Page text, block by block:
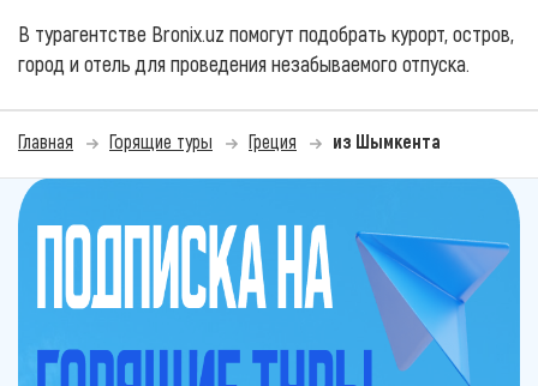
В турагентстве Bronix.uz помогут подобрать курорт, остров,
город и отель для проведения незабываемого отпуска.
Главная Горящие туры Греция из Шымкента